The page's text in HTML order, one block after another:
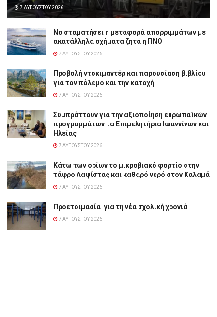
7 ΑΥΓΟΎΣΤΟΥ 2026
Να σταματήσει η μεταφορά απορριμμάτων με
ακατάλληλα οχήματα ζητά η ΠΝΟ
7 ΑΥΓΟΎΣΤΟΥ 2026
Προβολή ντοκιμαντέρ και παρουσίαση βιβλίου
για τον πόλεμο και την κατοχή
7 ΑΥΓΟΎΣΤΟΥ 2026
Συμπράττουν για την αξιοποίηση ευρωπαϊκών
προγραμμάτων τα Επιμελητήρια Ιωαννίνων και
Ηλείας
7 ΑΥΓΟΎΣΤΟΥ 2026
Κάτω των ορίων το μικροβιακό φορτίο στην
τάφρο Λαψίστας και καθαρό νερό στον Καλαμά
7 ΑΥΓΟΎΣΤΟΥ 2026
Προετοιμασία για τη νέα σχολική χρονιά
7 ΑΥΓΟΎΣΤΟΥ 2026